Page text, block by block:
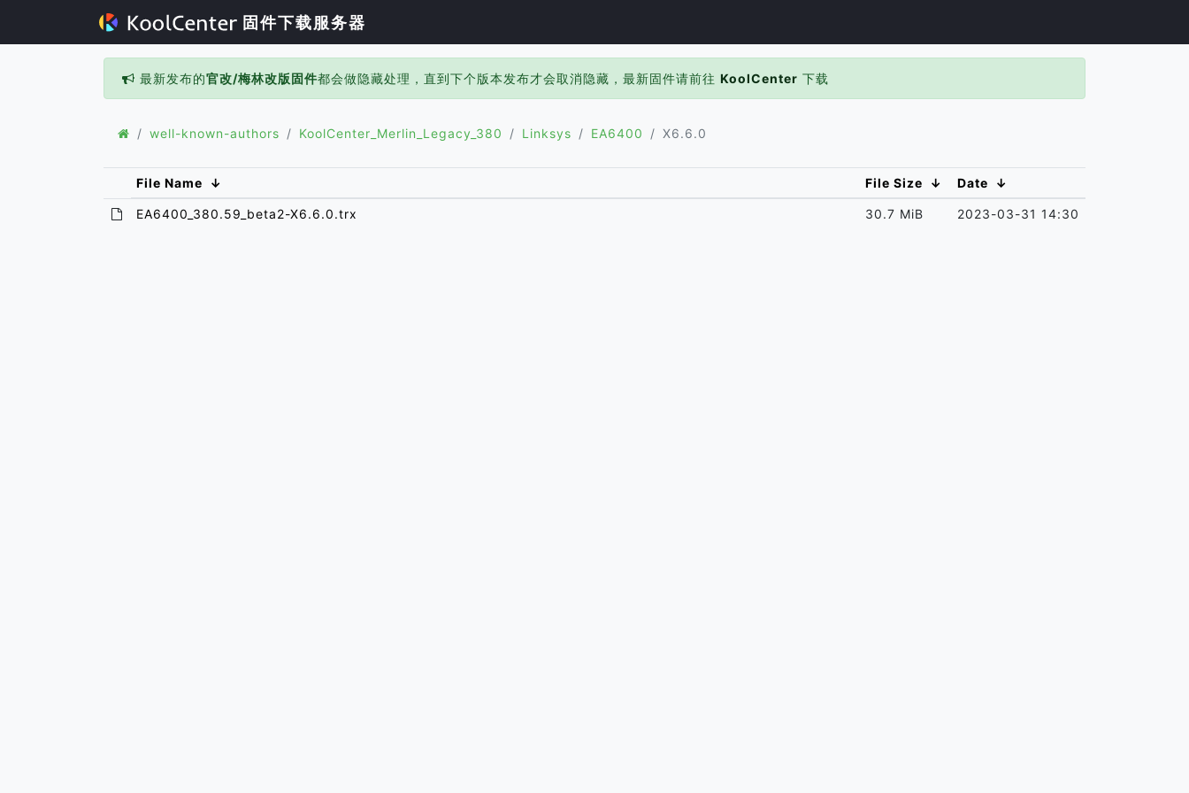
固件下载服务器
最新发布的官改/梅林改版固件都会做隐藏处理，直到下个版本发布才会取消隐藏，最新固件请前往 KoolCenter 下载
well-known-authors KoolCenter_Merlin_Legacy_380 Linksys EA6400 X6.6.0
File Name ↓ File Size ↓ Date ↓
EA6400_380.59_beta2-X6.6.0.trx 30.7 MiB 2023-03-31 14:30